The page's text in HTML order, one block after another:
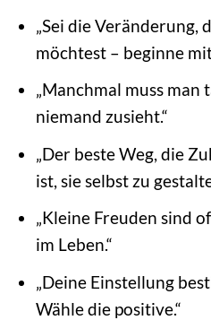
„Sei die Veränderung,
möchtest – beginne
„Manchmal muss man
niemand zusieht.“
„Der beste Weg, die
ist, sie selbst zu
„Kleine Freuden sind
im Leben.“
„Deine Einstellung
Wähle die positive.“